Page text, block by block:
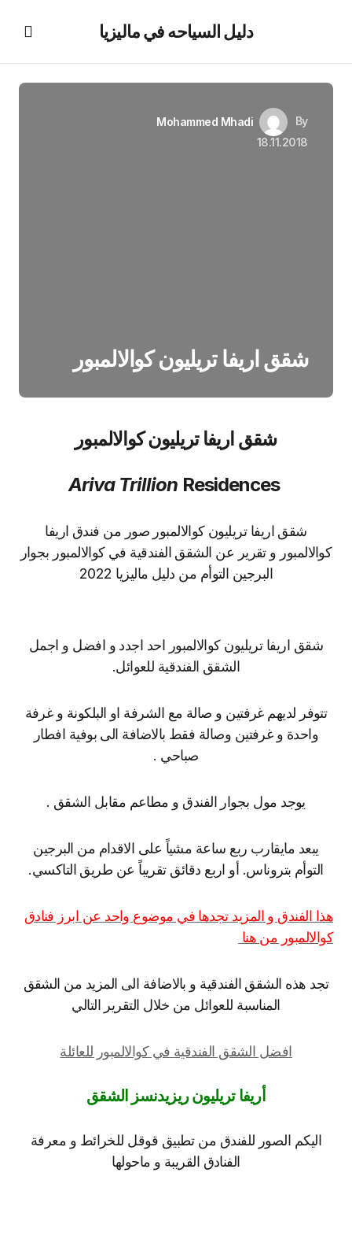
دليل السياحه في ماليزيا
Mohammed Mhadi
18.11.2018
شقق اريفا تريليون كوالالمبور
شقق اريفا تريليون كوالالمبور
Ariva TrillionResidences
شقق اريفا تريليون كوالالمبور صور من فندق اريفا
و تقرير عن الشقق الفندقية في كوالالمبور بجوار
البرجين التوأم من دليل ماليزيا 2022
شقق اريفا تريليون كوالالمبور احد اجدد و افضل و اجمل
الشقق الفندقية للعوائل.
لديهم غرفتين و صالة مع الشرفة او البلكونة و غرفة
واحدة و غرفتين وصالة فقط بالاضافة الى بوفية افطار
صباحي .
يوجد مول بجوار الفندق و مطاعم مقابل الشقق .
يبعد مايقارب ربع ساعة مشياً على الاقدام من البرجين
التوأم بتروناس. أو اربع دقائق تقريباً عن طريق التاكسي.
الفندق و المزيد تجدها في موضوع واحد عن ابرز فنادق
من هنا
هذه الشقق الفندقية و بالاضافة الى المزيد من الشقق
المناسبة للعوائل من خلال التقرير التالي
افضل الشقق الفندقية في كوالالمبور للعائلة
أريفا تريليون ريزيدنسز الشقق
اليكم الصور للفندق من تطبيق قوقل للخرائط و معرفة
الفنادق القريبة و ماحولها